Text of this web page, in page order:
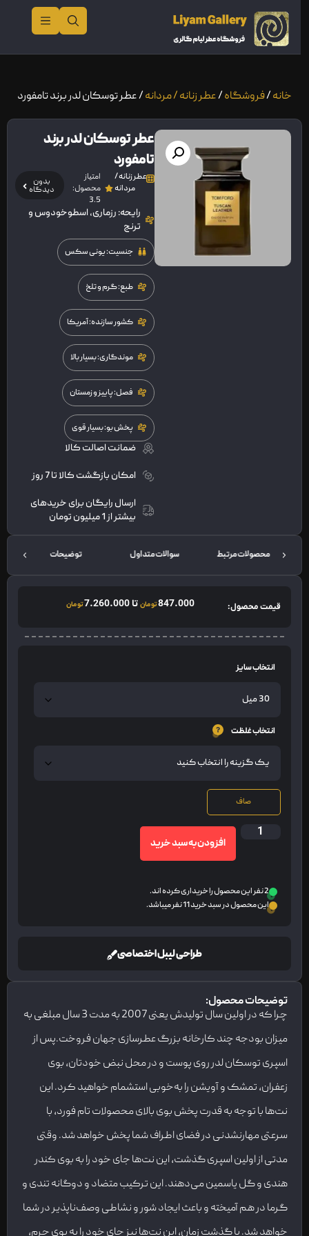
خانه/فروشگاه/عطر زنانه / مردانه/ عطر توسکان لدر برند تامفورد
عطر توسکان لدر برند
تامفورد
عطر زنانه /
مردانه
امتیاز
محصول:
3.5
بدون
دیدگاه
رایحه: رزماری، اسطوخودوس و
ترنج
جنسیت: یونی سکس
طبع: گرم و تلخ
کشور سازنده: آمریکا
موندگاری: بسیار بالا
فصل: پاییز و زمستان
پخش بو: بسیار قوی
ضمانت اصالت کالا
امکان بازگشت کالا تا 7 روز
ارسال رایگان برای خریدهای
بیشتر از 1 میلیون تومان
محصولات مرتبط سوالات متداول توضیحات
قیمت محصول: 847.000تومانتا7.260.000تومان
انتخاب سایز
انتخاب غلظت
صاف
افزودن به سبد خرید
2 نفر این محصول را خریداری کرده اند.
این محصول در سبد خرید 11 نفر میباشد.
طراحی لیبل اختصاصی
توضیحات محصول:
چرا که در اولین سال تولیدش یعنی 2007 به مدت 3 سال مبلغی به
میزان بودجه چند کارخانه بزرگ عطرسازی جهان فروخت.پس از
اسپری توسکان لدر روی پوست و در محل نبض خودتان، بوی
زعفران، تمشک و آویشن را به‌خوبی استشمام خواهید کرد. این
نت‌ها با توجه به قدرت پخش بوی بالای محصولات تام فورد، با
سرعتی مهارنشدنی در فضای اطراف شما پخش خواهد شد. وقتی
مدتی از اولین اسپری گذشت، این نت‌ها جای خود را به بوی کندر
هندی و گل یاسمین می‌دهند. این ترکیب متضاد و دوگانه تندی و
گرما در هم آمیخته و باعث ایجاد شور و نشاطی وصف‌ناپذیر در شما
خواهد شد. با گذشت زمان، این نت‌ها نیز جای خود را به بوی چرم،